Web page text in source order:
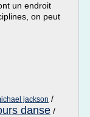
un endroit
on peut
jackson /
danse /